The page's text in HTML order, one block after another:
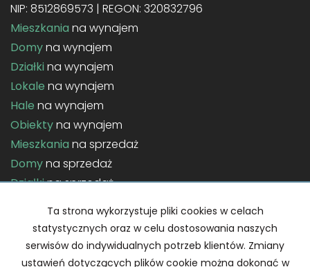
NIP: 8512869573 | REGON: 320832796
Mieszkania na wynajem
Domyna wynajem
Działki na wynajem
Lokale na wynajem
Hale na wynajem
Obiektyna wynajem
Mieszkania na sprzedaż
Domyna sprzedaż
Działkina sprzedaż
na sprzedaż
Obiektyna sprzedaż
Ta strona wykorzystuje pliki cookies w celach
statystycznych oraz w celu dostosowania naszych
serwisów do indywidualnych potrzeb klientów. Zmiany
ustawień dotyczących plików cookie można dokonać w